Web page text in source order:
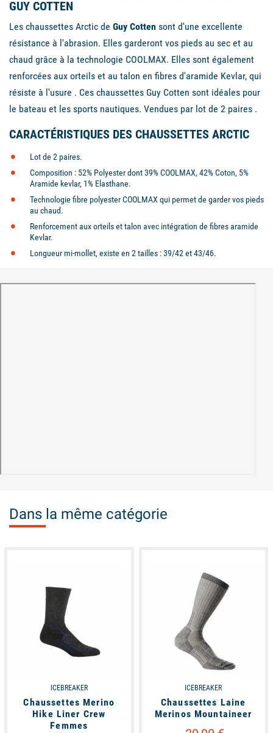
GUY COTTEN
Les chaussettes Arctic de Guy Cotten sont d'une excellente
résistance à l'abrasion. Elles garderont vos pieds au sec et au
chaud grâce à la technologie COOLMAX. Elles sont également
renforcées aux orteils et au talon en fibres d'aramide Kevlar, qui
résiste à l'usure . Ces chaussettes Guy Cotten sont idéales pour
le bateau et les sports nautiques. Vendues par lot de 2 paires .
CARACTÉRISTIQUES DES CHAUSSETTES ARCTIC
Lot de 2 paires.
Composition : 52% Polyester dont 39% COOLMAX, 42% Coton, 5%
Aramide kevlar, 1% Elasthane.
Technologie fibre polyester COOLMAX qui permet de garder vos pieds
au chaud.
Renforcement aux orteils et talon avec intégration de fibres aramide
Kevlar.
Longueur mi-mollet, existe en 2 tailles : 39/42 et 43/46.
Dans la même catégorie
ICEBREAKER
Chaussettes Merino
Hike Liner Crew
Femmes
ICEBREAKER
Chaussettes Laine
Merinos Mountaineer